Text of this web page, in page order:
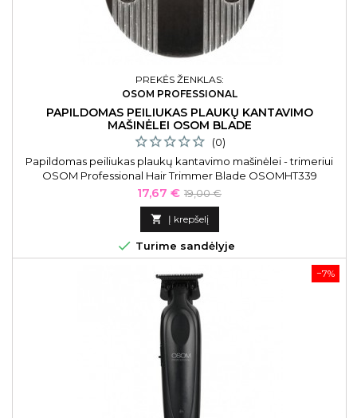
PREKĖS ŽENKLAS:
OSOM PROFESSIONAL
PAPILDOMAS PEILIUKAS PLAUKŲ KANTAVIMO
MAŠINĖLEI OSOM BLADE
(0)
Papildomas peiliukas plaukų kantavimo mašinėlei - trimeriui
OSOM Professional Hair Trimmer Blade OSOMHT339
Kaina
17,67 € Bazinė
kaina
19,00 €
 Į krepšelį
 Turime sandėlyje
−7%